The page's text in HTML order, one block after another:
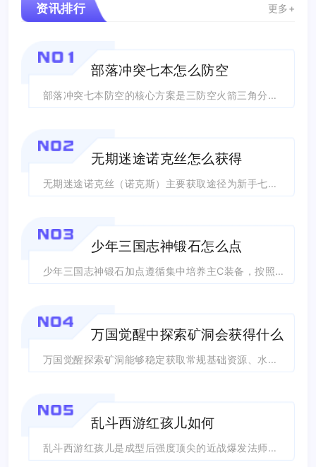
资讯排行 更多+
NO1
部落冲突七本怎么防空
部落冲突七本防空的核心方案是三防空火箭三角分散布局，搭配空气炮定向牵制、多层对空...
NO2
无期迷途诺克丝怎么获得
无期迷途诺克丝（诺克斯）主要获取途径为新手七日任务免费领取，错过新手任务的账号，...
NO3
少年三国志神锻石怎么点
少年三国志神锻石加点遵循集中培养主C装备，按照武器＞饰品＞腰带＞护甲的部位顺序逐...
NO4
万国觉醒中探索矿洞会获得什么
万国觉醒探索矿洞能够稳定获取常规基础资源、水晶类赛季专属材料、各类养成道具、装备...
NO5
乱斗西游红孩儿如何
乱斗西游红孩儿是成型后强度顶尖的近战爆发法师，副本、篝火、排行榜、修罗血战全场景...